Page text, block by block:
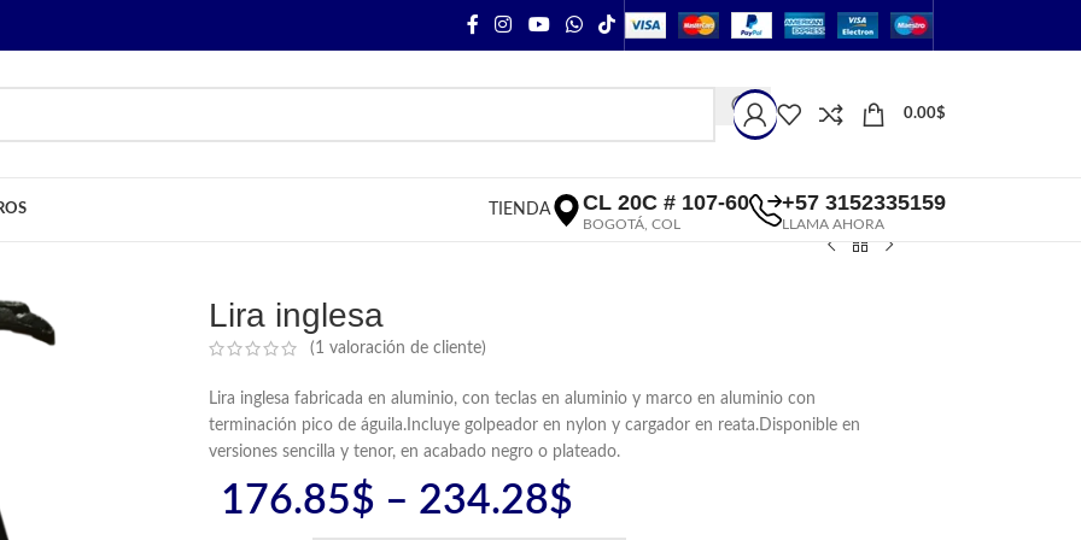
0.00$
TIENDA CL 20C # 107-60
BOGOTÁ, COL
+57 3152335159
LLAMA AHORA
Lira inglesa
(1 valoración de cliente)
Lira inglesa fabricada en aluminio, con teclas en aluminio y marco en aluminio con
terminación pico de águila.Incluye golpeador en nylon y cargador en reata.Disponible en
versiones sencilla y tenor, en acabado negro o plateado.
176.85$ – 234.28$